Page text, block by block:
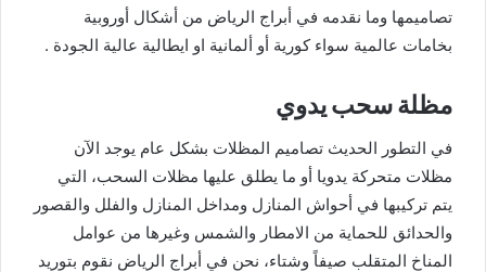
تصاميمها وما نقدمه في أبراج الرياض من أشكال أوروبية
بخامات عالمية سواء كورية أو ألمانية او ايطالية عالية الجودة .
مظلة سحب يدوي
في التطور الحديث تصاميم المظلات بشكل عام يوجد الآن
مظلات متحركة يدويا أو ما يطلق عليها مظلات السحب، التي
يتم تركيبها في أحواش المنازل ومداخل المنازل والفلل والقصور
والحدائق للحماية من الامطار والشمس وغيرها من عوامل
المناخ المتقلب صيفاً وشتاء، نحن في أبراج الرياض نقوم بتوريد